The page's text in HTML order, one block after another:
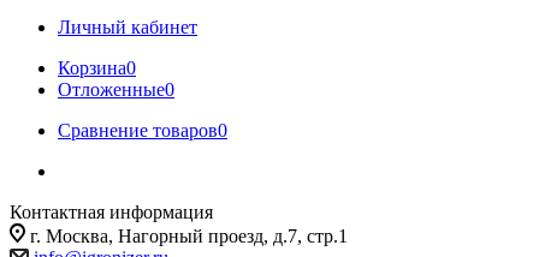
Личный кабинет
Корзина0
Отложенные0
Сравнение товаров0
Контактная информация
г. Москва, Нагорный проезд, д.7, стр.1